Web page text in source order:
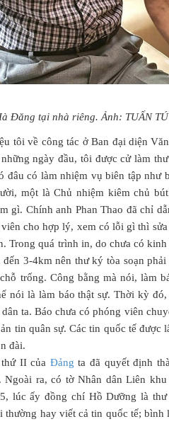
Đăng tại nhà riêng. Ảnh: TUẤN TÚ
tôi về công tác ở Ban đại diện
ngày đầu, tôi được cử làm
đâu có làm nhiệm vụ biên tập như
một là Chủ nhiệm kiêm chủ
gì. Chính anh Phan Thao đã chỉ
cho hợp lý, xem có lỗi gì thì
Trong quá trình in, do chưa có
3-4km nên thư ký tòa soạn
trống. Công bằng mà nói, làm
nói là làm báo thật sự. Thời kỳ
ta. Báo chưa có phóng viên
tin quân sự. Các tin quốc tế
đài.
II của Đảngta đã quyết định
ra, có tờ Nhân dân Liên
lúc ấy đồng chí Hồ Dưỡng là
hay viết cả tin quốc tế; bình